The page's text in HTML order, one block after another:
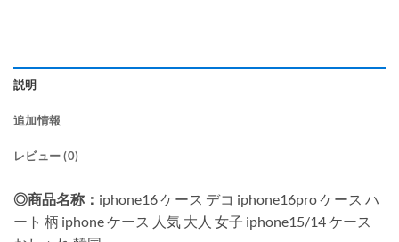
説明
追加情報
レビュー (0)
◎商品名称： iphone16 ケース デコ iphone16pro ケース ハ
ート 柄 iphone ケース 人気 大人 女子 iphone15/14 ケース